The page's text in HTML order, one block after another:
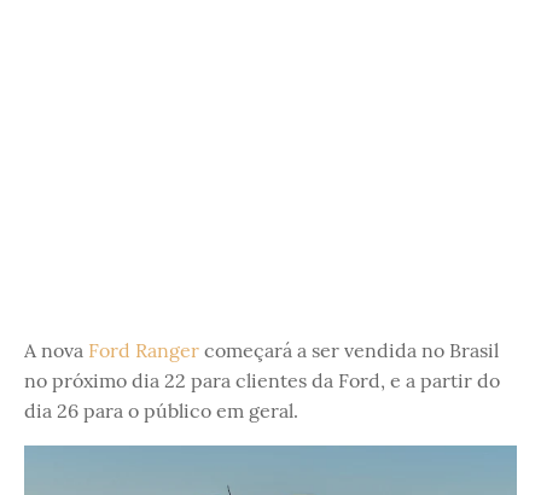
A nova Ford Ranger começará a ser vendida no Brasil
no próximo dia 22 para clientes da Ford, e a partir do
dia 26 para o público em geral.